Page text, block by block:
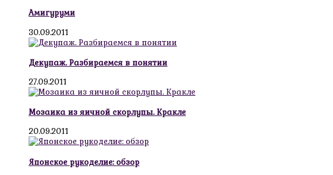
Амигуруми
30.09.2011
Декупаж. Разбираемся в понятии
27.09.2011
Мозаика из яичной скорлупы. Кракле
20.09.2011
Японское рукоделие: обзор